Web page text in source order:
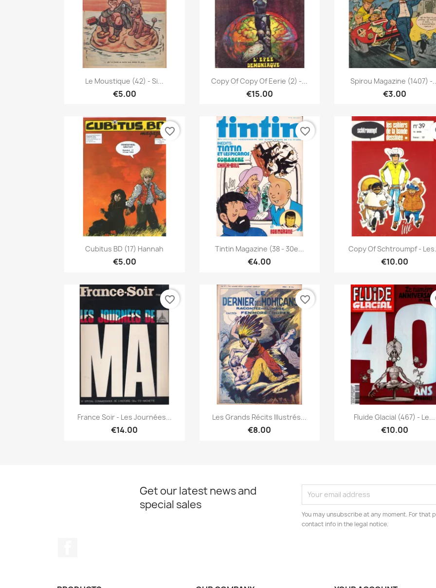
Quick view
Le Moustique (42) - Si...
€5.00
Quick view
Copy Of Copy Of Eerie (2) -...
€15.00
Quick view
Spirou Magazine (1407) -
€3.00
Quick view
Cubitus BD (17) Hannah
€5.00
favorite_border
Quick view
Tintin Magazine (38 - 30e...
€4.00
favorite_border
Quick view
Copy Of Schtroumpf -
€10.00
Quick view
France Soir - Les Journées...
€14.00
favorite_border
Quick view
Les Grands Récits Illustrés...
€8.00
favorite_border
Quick view
Fluide Glacial (467) - Le...
€10.00
Get our latest news and
special sales
You may unsubscribe at any moment. For that
contact info in the legal notice.